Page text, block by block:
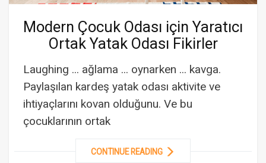
Modern Çocuk Odası için Yaratıcı
Ortak Yatak Odası Fikirler
Laughing ... ağlama ... oynarken ... kavga.
Paylaşılan kardeş yatak odası aktivite ve
ihtiyaçlarını kovan olduğunu. Ve bu
çocuklarının ortak
CONTINUE READING